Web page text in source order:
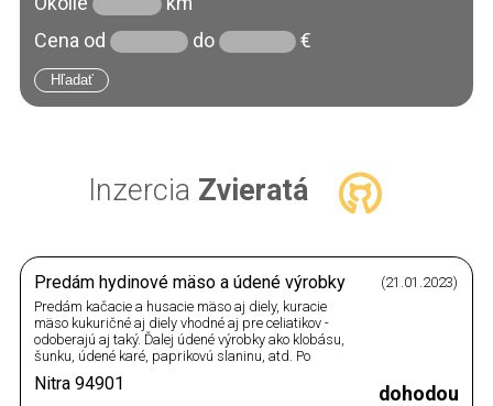
Cena od do €
Inzercia Zvieratá
Predám hydinové mäso a údené výrobky
(21.01.2023)
Predám kačacie a husacie mäso aj diely, kuracie
mäso kukuričné aj diely vhodné aj pre celiatikov -
odoberajú aj taký. Ďalej údené výrobky ako klobásu,
šunku, údené karé, paprikovú slaninu, atd. Po
prejavení záujmu Vám zašlem cenovú ponuku.
dohodou
Nitra94901